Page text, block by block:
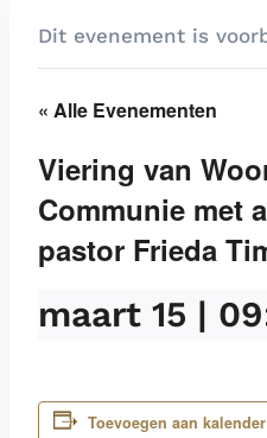
Dit evenement is
« Alle Evenementen
Viering van
Communie met
pastor Frieda
maart 15 |
Toevoegen aan kalender